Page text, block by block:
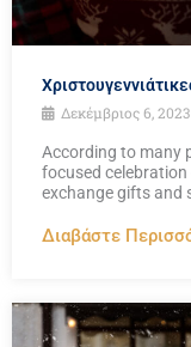
Δεκέμβριος 6, 2023
According to many
focused celebration
exchange gifts and
Διαβάστε